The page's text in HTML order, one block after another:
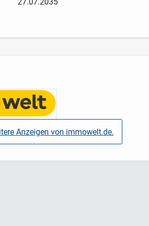
Anzeigen von immowelt.de.